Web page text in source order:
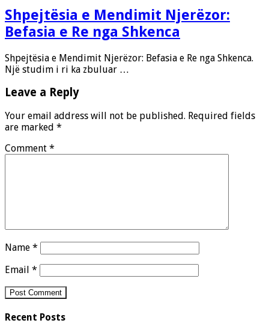
Shpejtësia e Mendimit Njerëzor:
Befasia e Re nga Shkenca
Shpejtësia e Mendimit Njerëzor: Befasia e Re nga Shkenca.
Një studim i ri ka zbuluar …
Leave a Reply
Your email address will not be published. Required fields
are marked *
Comment *
Name *
Email *
Recent Posts